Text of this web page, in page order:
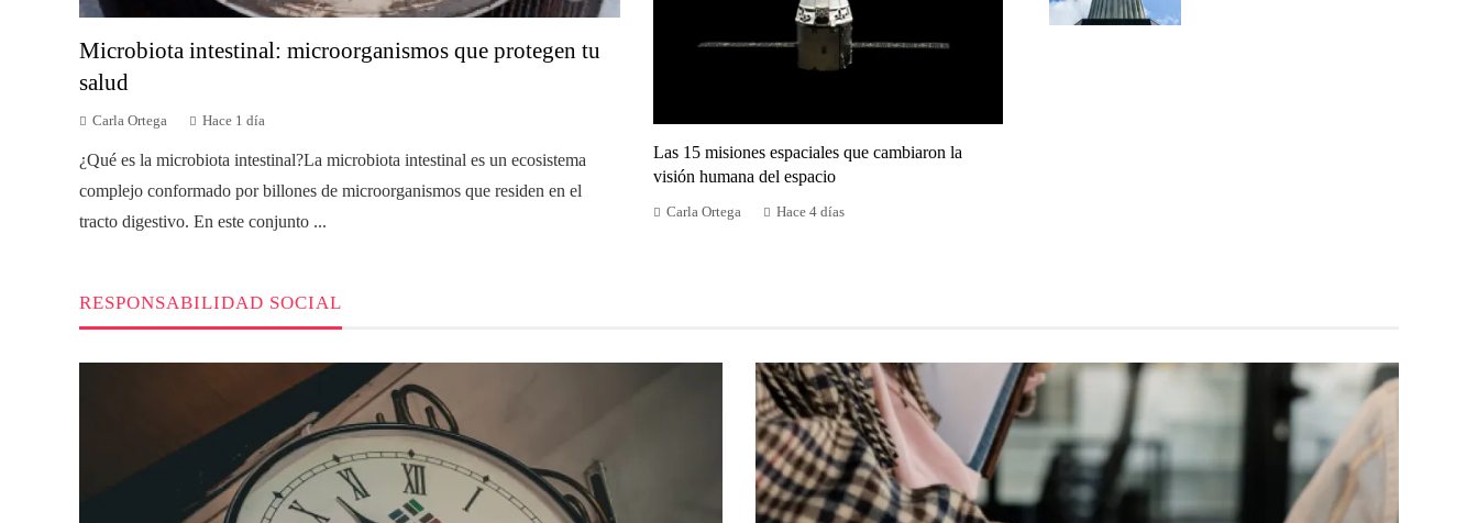
Microbiota intestinal: microorganismos que protegen tu
salud
Carla Ortega Hace 1 día
¿Qué es la microbiota intestinal?La microbiota intestinal es un ecosistema
complejo conformado por billones de microorganismos que residen en el
tracto digestivo. En este conjunto ...
Las 15 misiones espaciales que cambiaron la
visión humana del espacio
Carla Ortega Hace 4 días
RESPONSABILIDAD SOCIAL